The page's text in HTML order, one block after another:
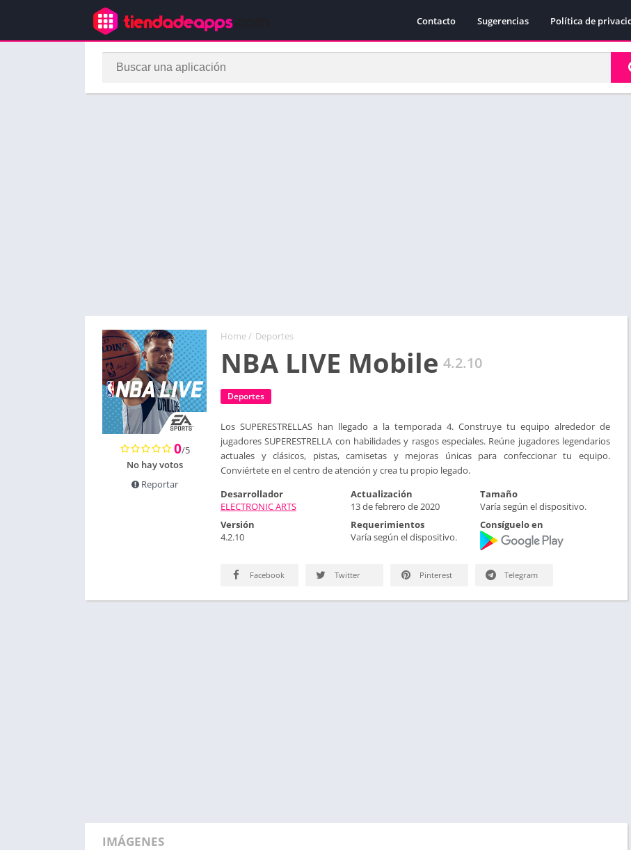
Contacto Sugerencias Política de
Home/ Deportes
NBA LIVE Mobile 4.2.10
Deportes
Los SUPERESTRELLAS han llegado a la temporada 4. Construye tu equipo alrededor de
jugadores SUPERESTRELLA con habilidades y rasgos especiales. Reúne jugadores legendarios
actuales y clásicos, pistas, camisetas y mejoras únicas para confeccionar tu equipo.
Conviértete en el centro de atención y crea tu propio legado.
0/5
No hay votos
Reportar
Desarrollador
ELECTRONIC ARTS
Actualización
13 de febrero de 2020
Tamaño
Varía según el dispositivo.
Versión
4.2.10
Requerimientos
Varía según el dispositivo.
Consíguelo en
Facebook Twitter Pinterest Telegram
IMÁGENES